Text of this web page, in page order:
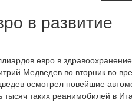
в развитие
евро в
Медведев во вторник во
осмотрел новейшие
таких реанимобилей в